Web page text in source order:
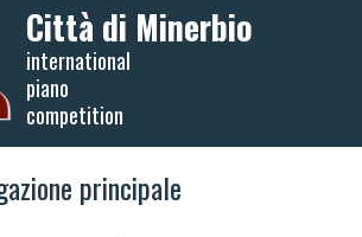
Città di Minerbio
international
piano
competition
principale